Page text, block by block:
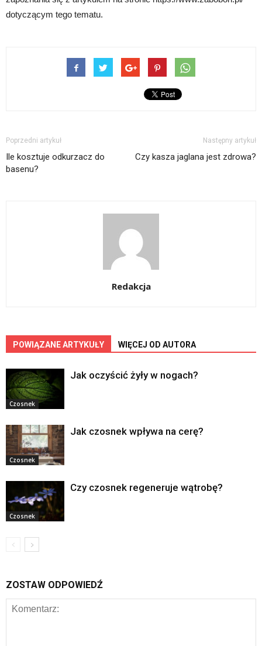
dotyczącym tego tematu.
Poprzedni artykuł
Ile kosztuje odkurzacz do
basenu?
Następny artykuł
Czy kasza jaglana jest zdrowa?
Redakcja
POWIĄZANE ARTYKUŁY WIĘCEJ OD AUTORA
Czosnek
Jak oczyścić żyły w nogach?
Czosnek
Jak czosnek wpływa na cerę?
Czosnek
Czy czosnek regeneruje wątrobę?
ZOSTAW ODPOWIEDŹ